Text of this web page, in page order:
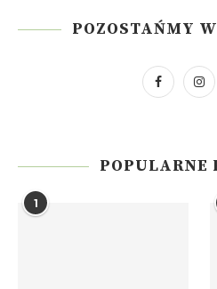
POZOSTAŃMY
POPULARNE
1